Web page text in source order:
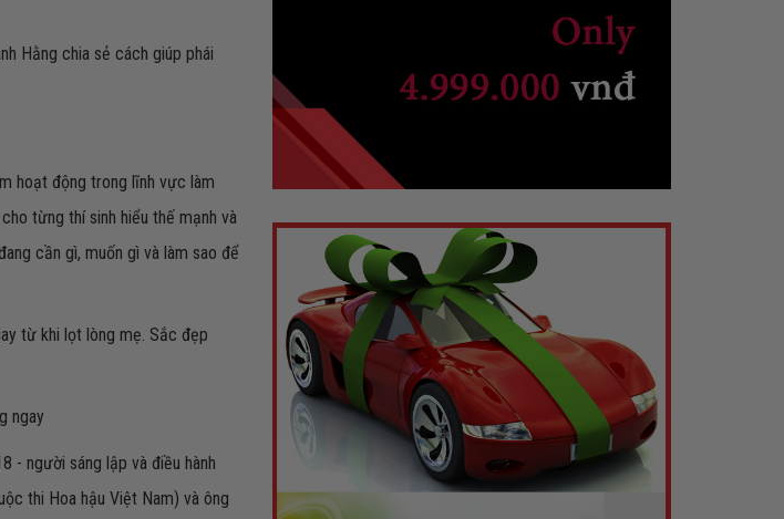
Hằng chia sẻ cách giúp phái
hoạt động trong lĩnh vực làm
từng thí sinh hiểu thế mạnh và
cần gì, muốn gì và làm sao để
từ khi lọt lòng mẹ. Sắc đẹp
- người sáng lập và điều hành
thi Hoa hậu Việt Nam) và ông